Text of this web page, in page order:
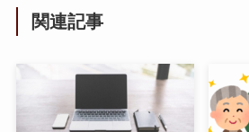
関連記事